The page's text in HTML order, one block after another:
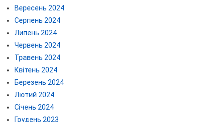
Вересень 2024
Серпень 2024
Липень 2024
Червень 2024
Травень 2024
Квітень 2024
Березень 2024
Лютий 2024
Січень 2024
Грудень 2023